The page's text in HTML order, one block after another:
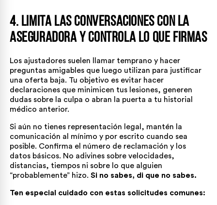
4. Limita las Conversaciones con la
Aseguradora y Controla lo que Firmas
Los ajustadores suelen llamar temprano y hacer
preguntas amigables que luego utilizan para justificar
una oferta baja. Tu objetivo es evitar hacer
declaraciones que minimicen tus lesiones, generen
dudas sobre la culpa o abran la puerta a tu historial
médico anterior.
Si aún no tienes representación legal, mantén la
comunicación al mínimo y por escrito cuando sea
posible. Confirma el número de reclamación y los
datos básicos. No adivines sobre velocidades,
distancias, tiempos ni sobre lo que alguien
“probablemente” hizo. Si no sabes, di que no sabes.
Ten especial cuidado con estas solicitudes comunes: